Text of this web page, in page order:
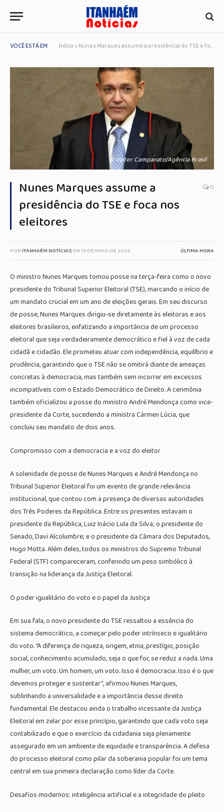
VOCÊ ESTÁ EM: Início »Nunes Marques assume a presidência do TSE e foca nos eleitores
© Valter Campanato/Agência Brasil
Nunes Marques assume a
presidência do TSE e foca nos
eleitores
0
POR ITANHAÉM NOTÍCIASON13 DE MAIO DE 2026 ÚLTIMA HORA
O ministro Nunes Marques tomou posse na terça-feira como o novo
presidente do Tribunal Superior Eleitoral (TSE), marcando o início de
um mandato crucial em um ano de eleições gerais. Em seu discurso
de posse, Nunes Marques dirigiu-se diretamente às eleitoras e aos
eleitores brasileiros, enfatizando a importância de um processo
eleitoral que seja verdadeiramente democrático e fiel à voz de cada
cidadã e cidadão. Ele prometeu atuar com independência, equilíbrio e
prudência, garantindo que o TSE não se omitirá diante de ameaças
concretas à democracia, mas também sem incorrer em excessos
incompatíveis com o Estado Democrático de Direito. A cerimônia
também oficializou a posse do ministro André Mendonça como vice-
presidente da Corte, sucedendo a ministra Cármen Lúcia, que
concluiu seu mandato de dois anos.
Compromisso com a democracia e a voz do eleitor
A solenidade de posse de Nunes Marques e André Mendonça no
Tribunal Superior Eleitoral foi um evento de grande relevância
institucional, que contou com a presença de diversas autoridades
dos Três Poderes da República. Entre os presentes estavam o
presidente da República, Luiz Inácio Lula da Silva; o presidente do
Senado, Davi Alcolumbre; e o presidente da Câmara dos Deputados,
Hugo Motta. Além deles, todos os ministros do Supremo Tribunal
Federal (STF) compareceram, conferindo um peso simbólico à
transição na liderança da Justiça Eleitoral.
O poder igualitário do voto e o papel da Justiça
Em sua fala, o novo presidente do TSE ressaltou a essência do
sistema democrático, a começar pelo poder intrínseco e igualitário
do voto. “A diferença de riqueza, origem, etnia, prestígio, posição
social, conhecimento acumulado, seja o que for, se reduz a nada. Uma
mulher, um voto. Um homem, um voto. Isso é democracia. Isso é o que
devemos proteger e sustentar”, afirmou Nunes Marques,
sublinhando a universalidade e a importância desse direito
fundamental. Ele destacou ainda o trabalho incessante da Justiça
Eleitoral em zelar por esse princípio, garantindo que cada voto seja
contabilizado e que o exercício da cidadania seja plenamente
assegurado em um ambiente de equidade e transparência. A defesa
do processo eleitoral como pilar da soberania popular foi um tema
central em sua primeira declaração como líder da Corte.
Desafios modernos: inteligência artificial e a integridade do pleito